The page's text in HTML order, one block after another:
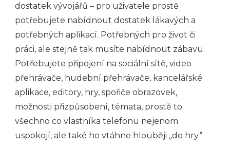
dostatek vývojářů – pro uživatele prostě
potřebujete nabídnout dostatek lákavých a
potřebných aplikací. Potřebných pro život či
práci, ale stejně tak musíte nabídnout zábavu.
Potřebujete připojení na sociální sítě, video
přehrávače, hudební přehrávače, kancelářské
aplikace, editory, hry, spořiče obrazovek,
možnosti přizpůsobení, témata, prostě to
všechno co vlastníka telefonu nejenom
uspokojí, ale také ho vtáhne hlouběji „do hry“.